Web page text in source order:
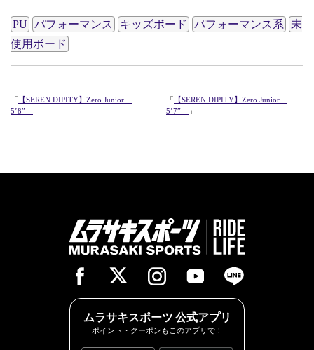
PU パフォーマンス キッズボード パフォーマンス系
未
使用ボード
「 【SEREN DIPITY】Zero Junior
5’8”
」
「 【SEREN DIPITY】Zero Junior
5’7”
」
ムラサキスポーツ 公式アプリ
ポイント・クーポンもこのアプリで！